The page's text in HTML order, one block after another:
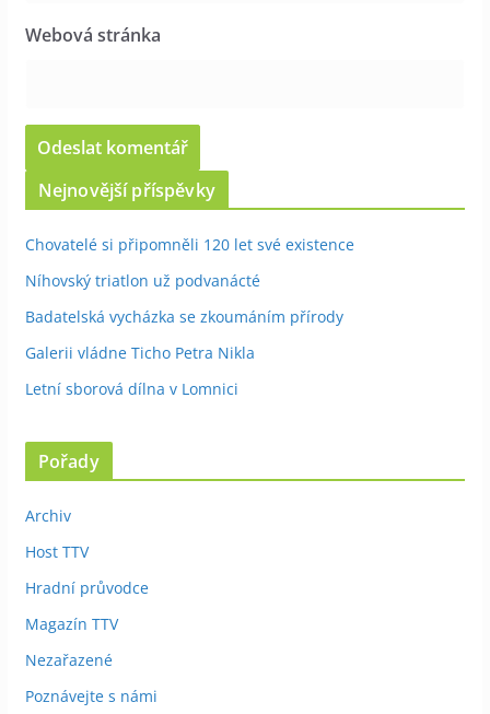
Webová stránka
Nejnovější příspěvky
Chovatelé si připomněli 120 let své existence
Níhovský triatlon už podvanácté
Badatelská vycházka se zkoumáním přírody
Galerii vládne Ticho Petra Nikla
Letní sborová dílna v Lomnici
Pořady
Archiv
Host TTV
Hradní průvodce
Magazín TTV
Nezařazené
Poznávejte s námi